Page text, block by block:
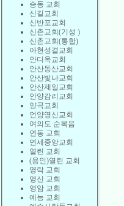
승동 교회
신길교회
신반포교회
신촌교회(기성 )
신촌교회(통합)
아현성결교회
안디옥교회
안산동산교회
안산빛나교회
안산제일교회
안양감리교회
양곡교회
언양영신교회
여의도 순복음
연동 교회
연세중앙교회
열린 교회
(용인)열린 교회
영락 교회
영신 교회
영암 교회
예능 교회